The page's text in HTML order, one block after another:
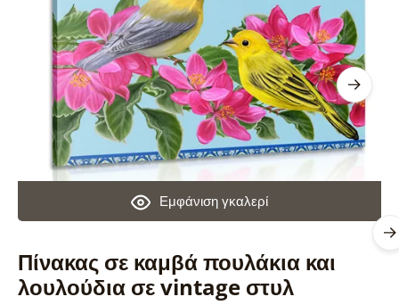
Πίνακας σε καμβά πουλάκια και
λουλούδια σε vintage στυλ
Εμφάνιση γκαλερί